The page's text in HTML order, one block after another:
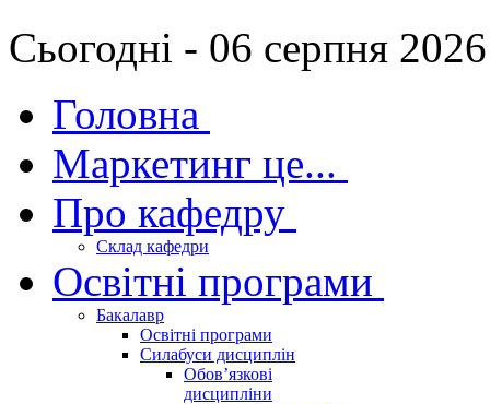
Сьогодні - 06 серпня
Головна
Маркетинг це...
Про кафедру
Склад кафедри
Освітні програми
Бакалавр
Освітні програми
Силабуси дисциплін
Обов’язкові
дисципліни